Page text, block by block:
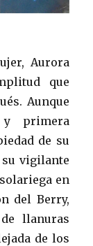
Aurora
que
Aunque
primera
de su
su vigilante
en
del Berry,
llanuras
de los